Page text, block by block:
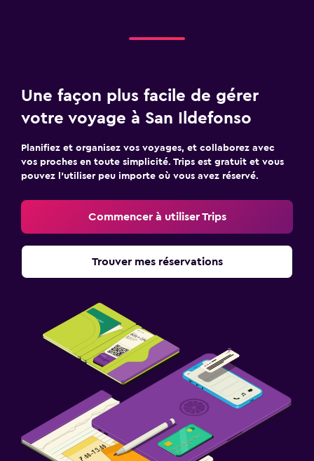
Une façon plus facile de gérer
votre voyage à San Ildefonso
Planifiez et organisez vos voyages, et collaborez avec
vos proches en toute simplicité. Trips est gratuit et vous
pouvez l’utiliser peu importe où vous avez réservé.
Commencer à utiliser Trips
Trouver mes réservations